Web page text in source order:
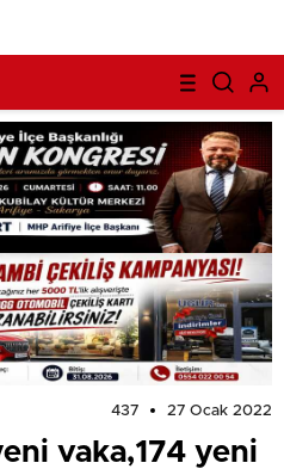
437 27 Ocak 2022
vaka,174 yeni